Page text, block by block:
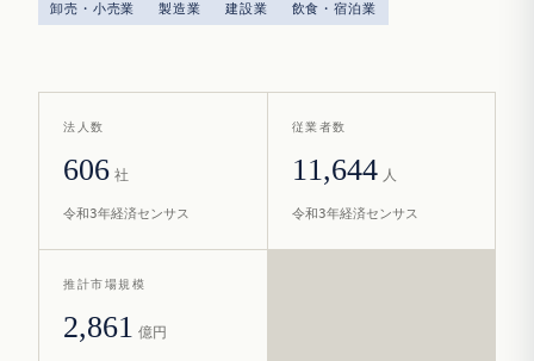
卸売・小売業 製造業 建設業 飲食・宿泊業
法人数
606 社
令和3年経済センサス
従業者数
11,644 人
令和3年経済センサス
推計市場規模
2,861 億円